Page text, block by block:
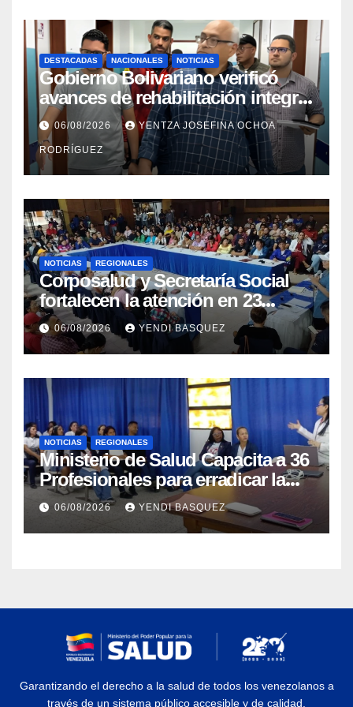
DESTACADAS NACIONALES NOTICIAS
Gobierno Bolivariano verificó
avances de rehabilitación integral
en el Hospital Dr. José María
Vargas
06/08/2026 YENTZA JOSEFINA OCHOA
RODRÍGUEZ
NOTICIAS REGIONALES
Corposalud y Secretaría Social
fortalecen la atención en 23
municipios
06/08/2026 YENDI BASQUEZ
NOTICIAS REGIONALES
Ministerio de Salud Capacita a 36
Profesionales para erradicar la
Tuberculosis en Yaracuy
06/08/2026 YENDI BASQUEZ
Garantizando el derecho a la salud de todos los venezolanos a
través de un sistema público accesible y de calidad.